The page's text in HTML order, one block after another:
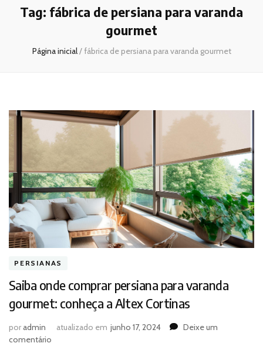
Tag: fábrica de persiana para varanda
gourmet
Página inicial/fábrica de persiana para varanda gourmet
PERSIANAS
Saiba onde comprar persiana para varanda
gourmet: conheça a Altex Cortinas
poradmin atualizado em junho 17, 2024
Deixe um
comentário